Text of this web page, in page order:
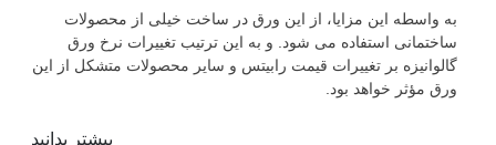
به واسطه این مزایا، از این ورق در ساخت خیلی از محصولات
ساختمانی استفاده می شود. و به این ترتیب تغییرات نرخ ورق
گالوانیزه بر تغییرات قیمت رابیتس و سایر محصولات متشکل از این
ورق مؤثر خواهد بود.
بیشتر بدانید